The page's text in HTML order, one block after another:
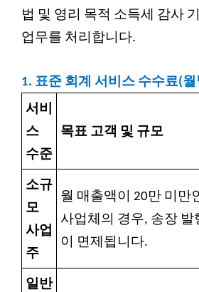
법 및 영리 목적 소득세 감사
업무를 처리합니다.
1. 표준 회계 서비스 수수료(월
서비
스
수준
목표 고객 및 규모
소규
모
사업
주
월 매출액이 20만 미만
사업체의 경우, 송장 발
이 면제됩니다.
일반